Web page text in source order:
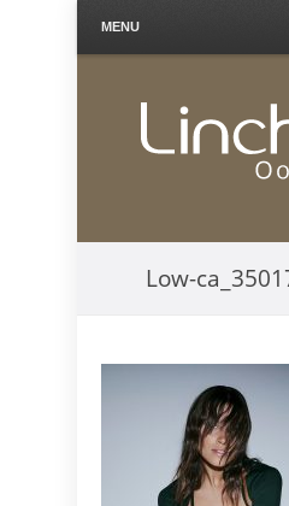
MENU
Low-